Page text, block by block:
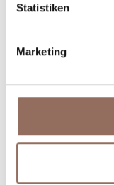
Statistiken
Marketing